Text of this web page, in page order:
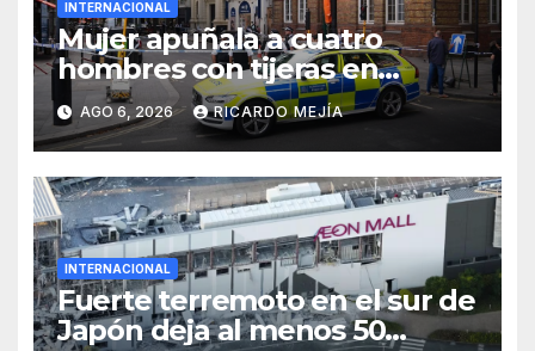
INTERNACIONAL
Mujer apuñala a cuatro
hombres con tijeras en
Londres: «Es una persona sin
hogar»
AGO 6, 2026 RICARDO MEJÍA
INTERNACIONAL
Fuerte terremoto en el sur de
Japón deja al menos 50